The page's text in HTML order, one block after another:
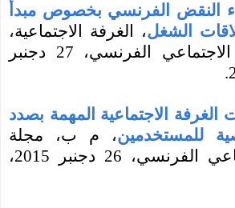
النقض الفرنسي بخصوص مبدأ
الشغل، الغرفة الاجتماعية،
الفرنسي،
27 دجنبر
.
الغرفة الاجتماعية المهمة بصدد
للمستخدمين، م ب، مجلة
الفرنسي،
26 دجنبر 2015،